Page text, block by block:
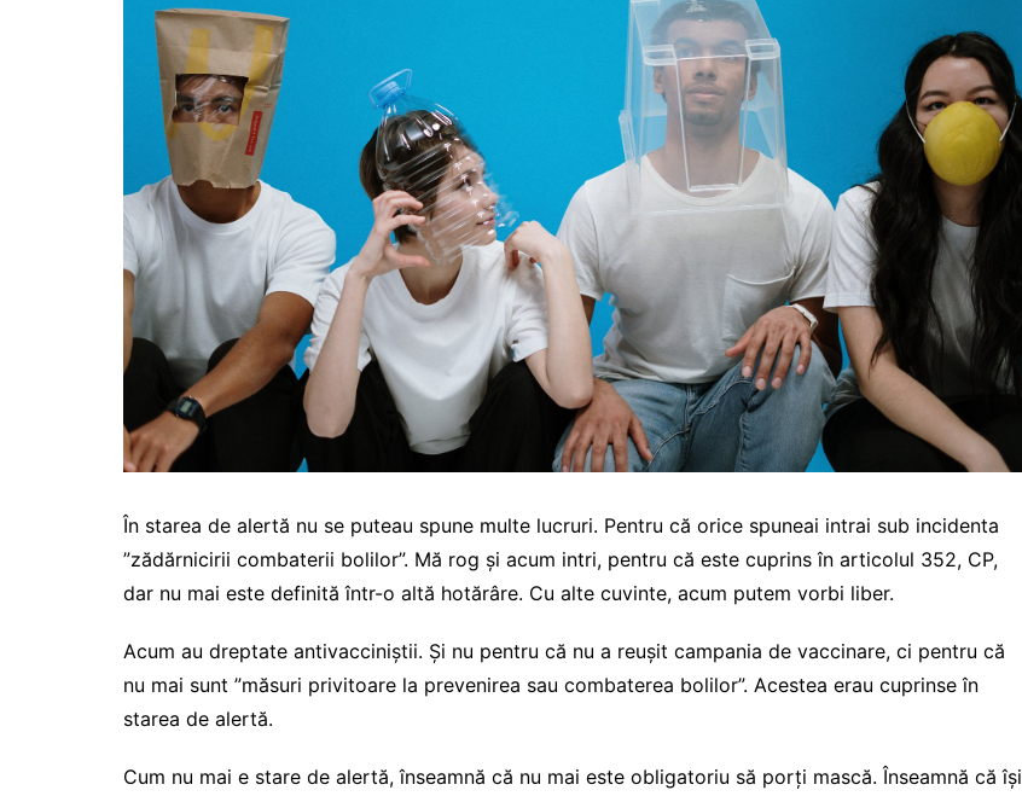
În starea de alertă nu se puteau spune multe lucruri. Pentru că orice spuneai intrai sub incidenta
”zădărnicirii combaterii bolilor”. Mă rog și acum intri, pentru că este cuprins în articolul 352, CP,
dar nu mai este definită într-o altă hotărâre. Cu alte cuvinte, acum putem vorbi liber.
Acum au dreptate antivacciniștii. Și nu pentru că nu a reușit campania de vaccinare, ci pentru că
nu mai sunt ”măsuri privitoare la prevenirea sau combaterea bolilor”. Acestea erau cuprinse în
starea de alertă.
Cum nu mai e stare de alertă, înseamnă că nu mai este obligatoriu să porți mască. Înseamnă că își